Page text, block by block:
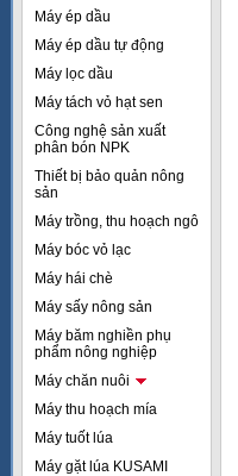
Máy ép dầu
Máy ép dầu tự động
Máy lọc dầu
Máy tách vỏ hạt sen
Công nghệ sản xuất
phân bón NPK
Thiết bị bảo quản nông
sản
Máy trồng, thu hoạch ngô
Máy bóc vỏ lạc
Máy hái chè
Máy sấy nông sản
Máy băm nghiền phụ
phẩm nông nghiệp
Máy chăn nuôi
Máy thu hoạch mía
Máy tuốt lúa
Máy gặt lúa KUSAMI